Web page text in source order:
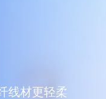
线材更轻柔